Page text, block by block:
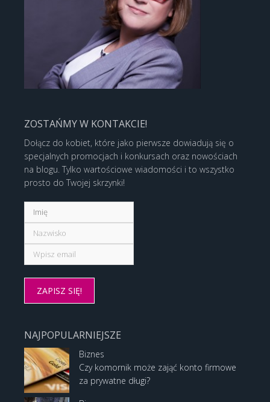
ZOSTAŃMY W KONTAKCIE!
Dołącz do kobiet, które jako pierwsze dowiadują się o
specjalnych promocjach i konkursach oraz nowościach
na blogu. Tylko wartościowe wiadomości i to wszystko
prosto do Twojej skrzynki!
NAJPOPULARNIEJSZE
Biznes
Czy komornik może zająć konto firmowe
za prywatne długi?